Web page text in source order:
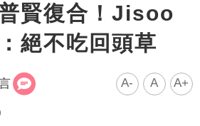
賢復合！Jisoo
絕不吃回頭草
A- A A+